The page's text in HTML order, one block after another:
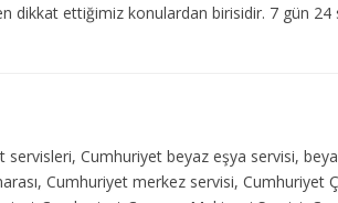
dikkat ettiğimiz konulardan birisidir. 7 gün
Cumhuriyet beyaz eşya servisi,
Cumhuriyet merkez servisi, Cumhuriyet